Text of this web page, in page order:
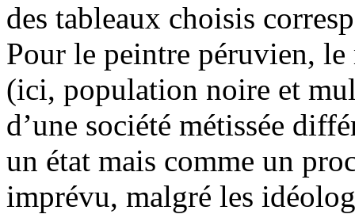
des tableaux choisis
Pour le peintre péruvien,
(ici, population noire et
d’une société métissée
un état mais comme un
imprévu, malgré les